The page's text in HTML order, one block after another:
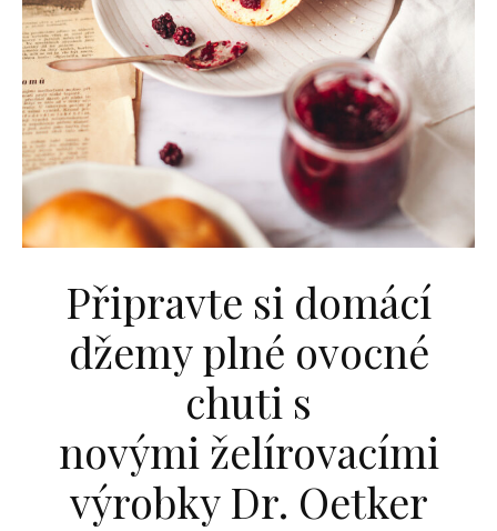
Připravte si domácí
džemy plné ovocné
chuti s
novými želírovacími
výrobky Dr. Oetker